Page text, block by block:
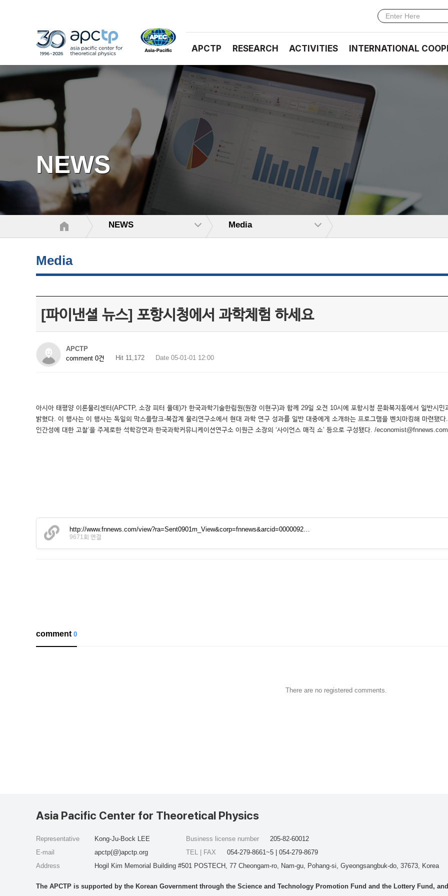
APCTP RESEARCH ACTIVITIES INTERNATIONAL
NEWS
NEWS Media
Media
[파이낸셜 뉴스] 포항시청에서 과학체험 하세요
APCTP
comment 0건
Hit 11,172 Date 05-01-01 12:00
아시아 태평양 이론물리센터(APCTP, 소장 피터 풀데)가 한국과학기술한림원(원장 이현구)과 함께 29일 오전 10시에 포항시청 문화복지동에서 일반시
밝혔다. 이 행사는 이 행사는 독일의 막스플랑크-복잡계 물리연구소에서 현대 과학 연구 성과를 일반 대중에게 소개하는 프로그램을 벤치마킹해 마련됐
인간성에 대한 고찰’을 주제로한 석학강연과 한국과학커뮤니케이션연구소 이원근 소장의 ‘사이언스 매직 쇼’ 등으로 구성됐다. /
http://www.fnnews.com/view?ra=Sent0901m_View&corp=fnnews&arcid=0000092…
9671회 연결
comment0
There are no registered comments.
Asia Pacific Center for Theoretical Physics
Representative
Kong-Ju-Bock LEE
E-mail
apctp(@)apctp.org
Address
Hogil Kim Memorial Building #501 POSTECH, 77 Cheongam-ro, Nam-gu, Pohang-si, Gyeongsangbuk-do, 37673, Korea
Business license number
205-82-60012
TEL | FAX
054-279-8661~5 | 054-279-8679
The APCTP is supported by the Korean Government through the Science and Technology Promotion Fund and the Lottery Fund,